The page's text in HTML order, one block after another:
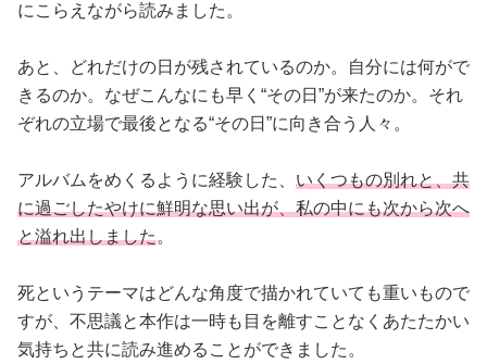
にこらえながら読みました。
あと、どれだけの日が残されているのか。自分には何がで
きるのか。なぜこんなにも早く“その日”が来たのか。それ
ぞれの立場で最後となる“その日”に向き合う人々。
アルバムをめくるように経験した、 いくつもの別れと、共
に過ごしたやけに鮮明な思い出が、私の中にも次から次へ
と溢れ出しました。
死というテーマはどんな角度で描かれていても重いもので
すが、不思議と本作は一時も目を離すことなくあたたかい
気持ちと共に読み進めることができました。